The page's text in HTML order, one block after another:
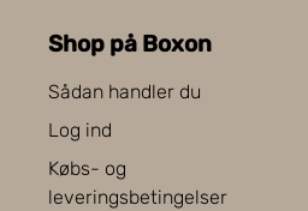
Shop på Boxon
Sådan handler du
Log ind
Købs- og
leveringsbetingelser